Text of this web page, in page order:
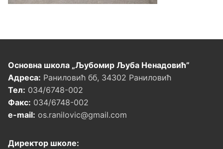
Основна школа „Љубомир Љуба Ненадовић”
Адреса: Раниловић бб, 34302 Раниловић
Тел: 034/6748-002
Факс: 034/6748-002
e-mail: os.ranilovic@gmail.com
Директор школе: